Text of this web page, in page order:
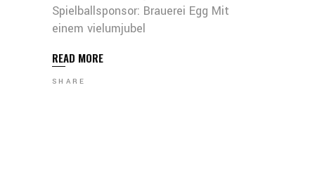
Spielballsponsor: Brauerei Egg Mit
einem vielumjubel
READ MORE
SHARE